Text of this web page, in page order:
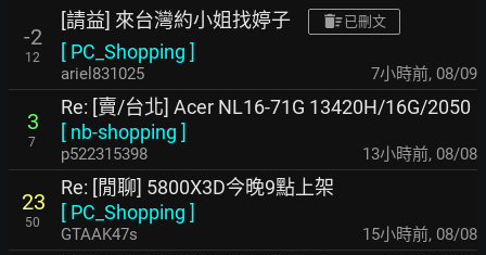
-2
12
[請益] 來台灣約小姐找婷子 已刪文
[ PC_Shopping ]
ariel831025 7小時前, 08/09
3
7
Re: [賣/台北] Acer NL16-71G 13420H/16G/2050
[ nb-shopping ]
p522315398 13小時前, 08/08
23
50
Re: [閒聊] 5800X3D今晚9點上架
[ PC_Shopping ]
GTAAK47s 15小時前, 08/08